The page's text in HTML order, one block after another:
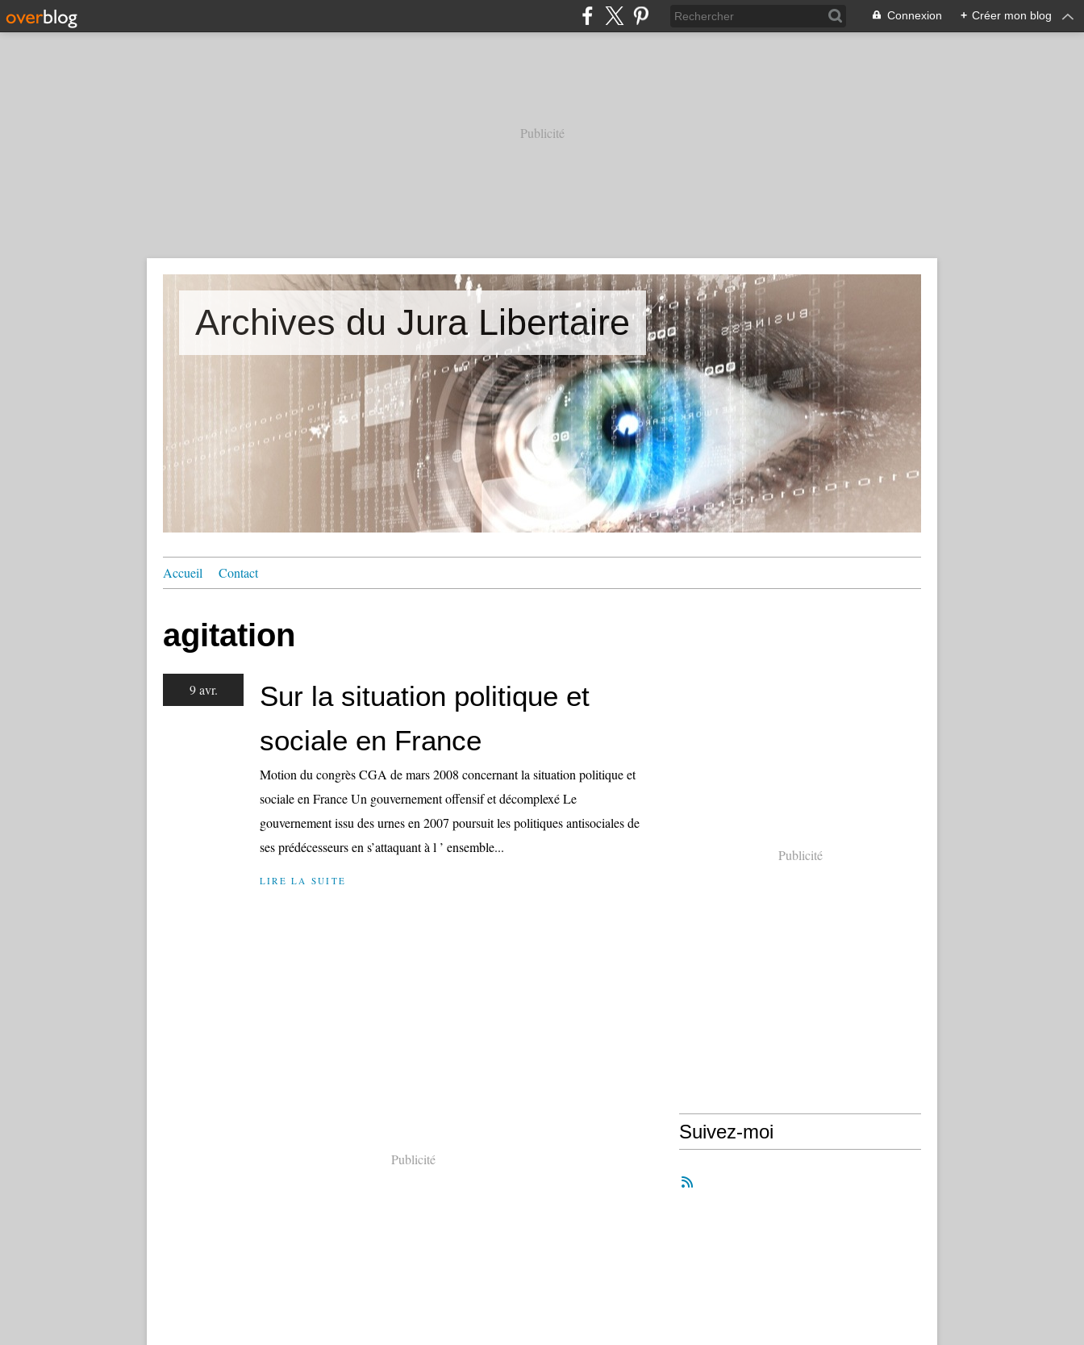
Connexion + Créer mon blog
Publicité
Archives du Jura Libertaire
Accueil Contact
agitation
9 avr.
Sur la situation politique et
sociale en France
Motion du congrès CGA de mars 2008 concernant la situation politique et
sociale en France Un gouvernement offensif et décomplexé Le
gouvernement issu des urnes en 2007 poursuit les politiques antisociales de
ses prédécesseurs en s’attaquant à l ’ ensemble...
LIRE LA SUITE
Publicité
Publicité
Suivez-moi